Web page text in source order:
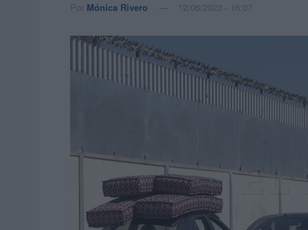
Por Mónica Rivero 12/06/2023 - 16:07